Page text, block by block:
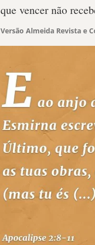
que vencer não
Versão Almeida Revista e